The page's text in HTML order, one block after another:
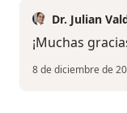
Dr. Julian
¡Muchas
8 de diciembre de